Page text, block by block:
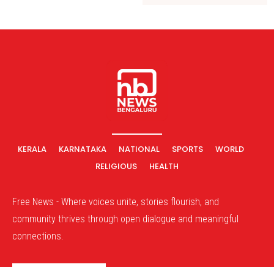
KERALA KARNATAKA NATIONAL SPORTS
WORLD
RELIGIOUS
HEALTH
Free News - Where voices unite, stories flourish, and
community thrives through open dialogue and meaningful
connections.